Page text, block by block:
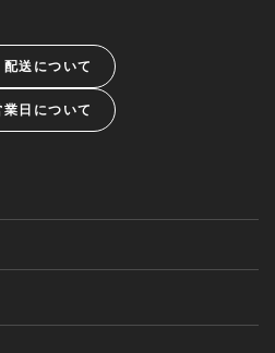
送について
業日について